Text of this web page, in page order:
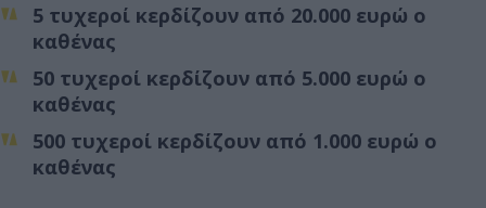
5 τυχεροί κερδίζουν από 20.000 ευρώ ο
καθένας
50 τυχεροί κερδίζουν από 5.000 ευρώ ο
καθένας
500 τυχεροί κερδίζουν από 1.000 ευρώ ο
καθένας